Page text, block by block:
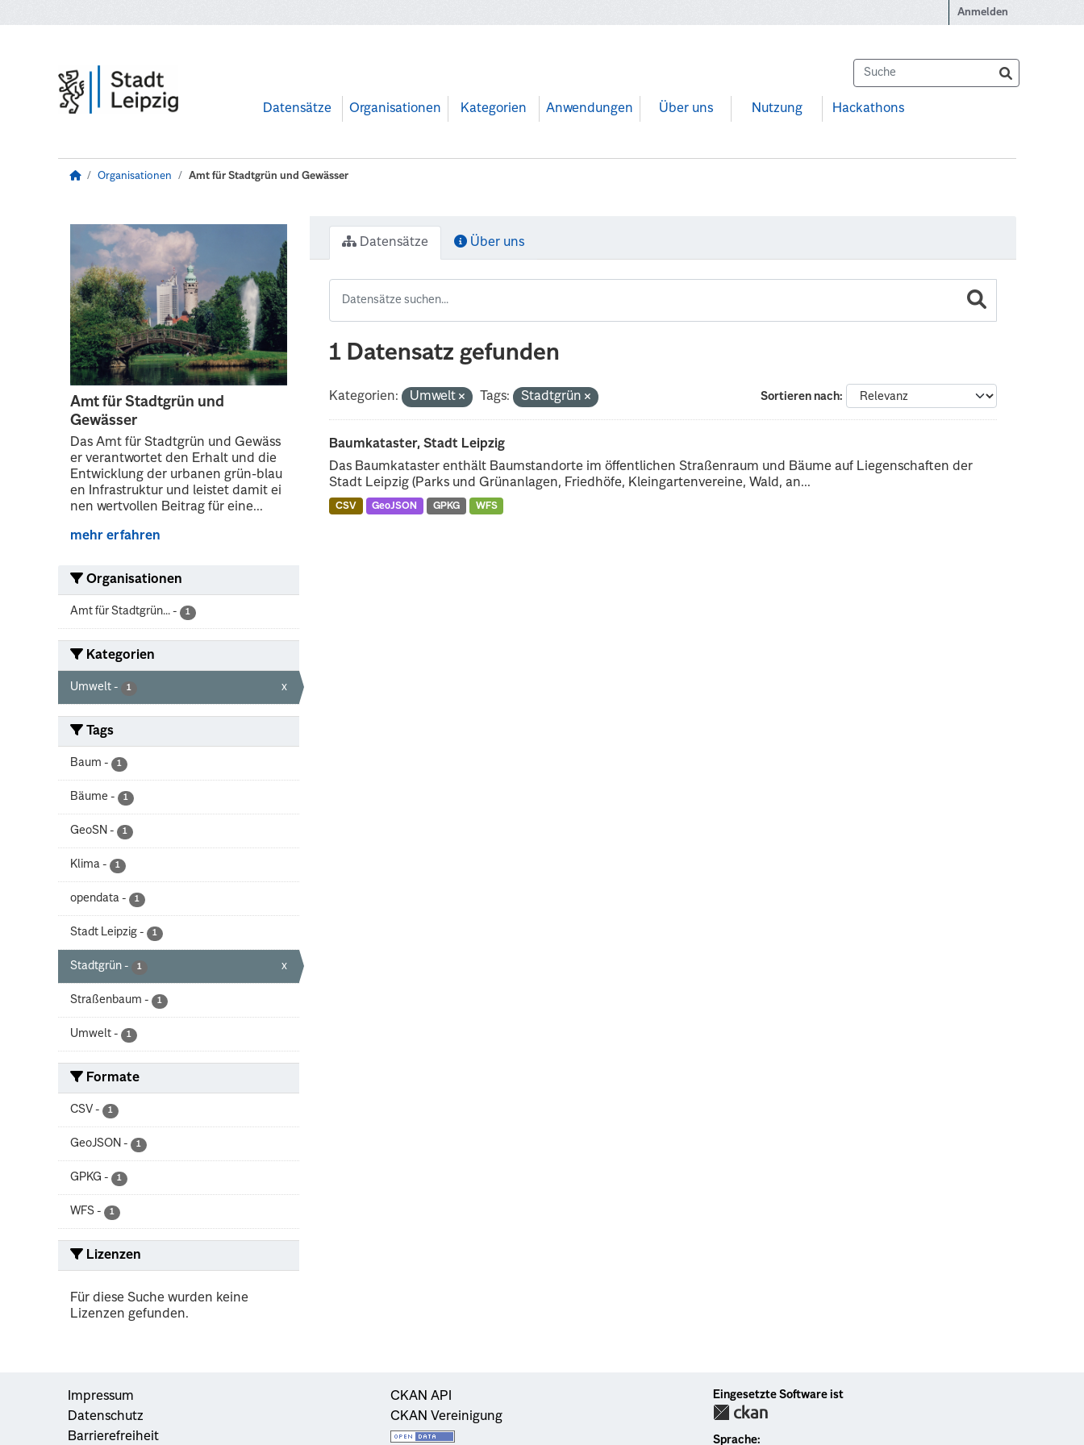
Anmelden
Datensätze Organisationen Kategorien Anwendungen Über uns Nutzung Hackathons
Organisationen Amt für Stadtgrün und Gewässer
Amt für Stadtgrün und
Gewässer
Das Amt für Stadtgrün und Gewäss
er verantwortet den Erhalt und die
Entwicklung der urbanen grün-blau
en Infrastruktur und leistet damit ei
nen wertvollen Beitrag für eine...
mehr erfahren
Organisationen
Amt für Stadtgrün... - 1
Kategorien
Umwelt - 1 x
Tags
Baum - 1
Bäume - 1
GeoSN - 1
Klima - 1
opendata - 1
Stadt Leipzig - 1
Stadtgrün - 1 x
Straßenbaum - 1
Umwelt - 1
Formate
CSV - 1
GeoJSON - 1
GPKG - 1
WFS - 1
Lizenzen
Für diese Suche wurden keine
Lizenzen gefunden.
Datensätze Über uns
1 Datensatz gefunden
Sortieren nach
Kategorien: Umwelt Tags: Stadtgrün
Baumkataster, Stadt Leipzig
Das Baumkataster enthält Baumstandorte im öffentlichen Straßenraum und Bäume auf Liegenschaften der
Stadt Leipzig (Parks und Grünanlagen, Friedhöfe, Kleingartenvereine, Wald, an...
CSV GeoJSON GPKG WFS
Impressum
Datenschutz
Barrierefreiheit
CKAN API
CKAN Vereinigung
Eingesetzte Software ist
Sprache